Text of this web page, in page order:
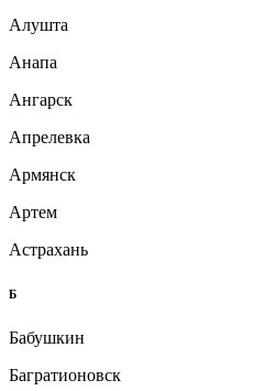
Алушта
Анапа
Ангарск
Апрелевка
Армянск
Артем
Астрахань
Б
Бабушкин
Багратионовск